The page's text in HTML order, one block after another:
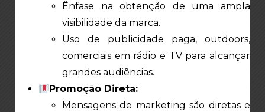
Ênfase na obtenção de uma ampla
visibilidade da marca.
Uso de publicidade paga, outdoors,
comerciais em rádio e TV para alcançar
grandes audiências.
Promoção Direta:
Mensagens de marketing são diretas e